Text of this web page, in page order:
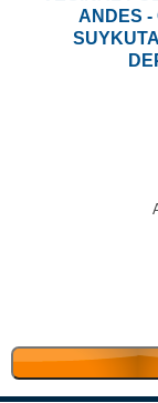
ANDES -